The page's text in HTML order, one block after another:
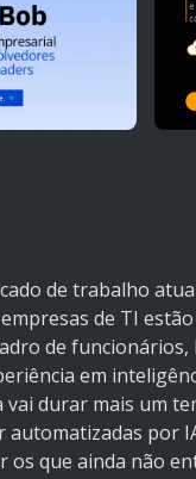
de trabalho
de TI
de funcionários,
em
vai durar mais um
por
que ainda não